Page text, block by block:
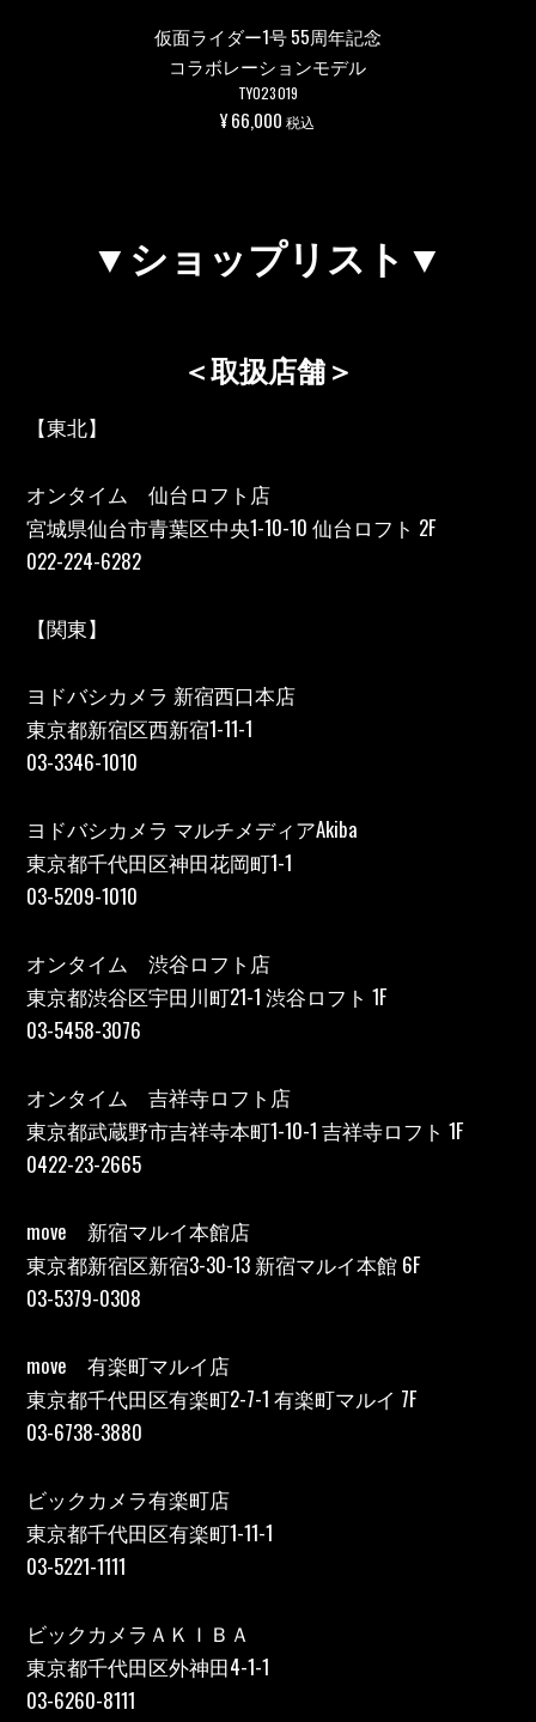
仮面ライダー1号 55周年記念
コラボレーションモデル
TY023019
¥ 66,000税込
▼ショップリスト▼
＜取扱店舗＞
【東北】
オンタイム 仙台ロフト店
宮城県仙台市青葉区中央1-10-10 仙台ロフト 2F
022-224-6282
【関東】
ヨドバシカメラ 新宿西口本店
東京都新宿区西新宿1-11-1
03-3346-1010
ヨドバシカメラ マルチメディアAkiba
東京都千代田区神田花岡町1-1
03-5209-1010
オンタイム 渋谷ロフト店
東京都渋谷区宇田川町21-1 渋谷ロフト 1F
03-5458-3076
オンタイム 吉祥寺ロフト店
東京都武蔵野市吉祥寺本町1-10-1 吉祥寺ロフト 1F
0422-23-2665
move 新宿マルイ本館店
東京都新宿区新宿3-30-13 新宿マルイ本館 6F
03-5379-0308
move 有楽町マルイ店
東京都千代田区有楽町2-7-1 有楽町マルイ 7F
03-6738-3880
ビックカメラ有楽町店
東京都千代田区有楽町1-11-1
03-5221-1111
ビックカメラＡＫＩＢＡ
東京都千代田区外神田4-1-1
03-6260-8111